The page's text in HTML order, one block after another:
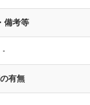
備考等
-
有無